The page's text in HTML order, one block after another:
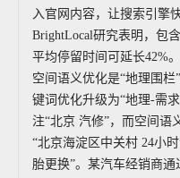
入官网内容，让搜索引擎
BrightLocal研究表明，包
平均停留时间可延长42%。
空间语义优化是“地理围
键词优化升级为“地理-需
注“北京 汽修”，而空间语
“北京海淀区中关村 24小
胎更换”。某汽车经销商